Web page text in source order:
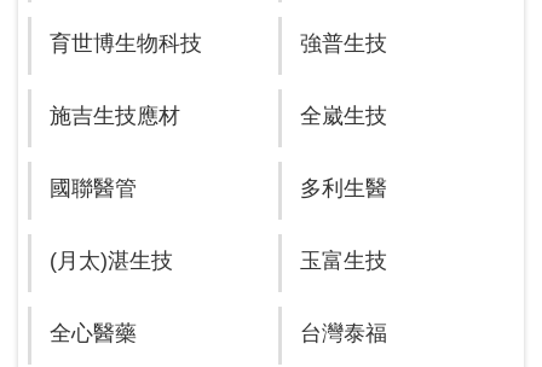
育世博生物科技 強普生技
施吉生技應材 全崴生技
國聯醫管 多利生醫
(月太)湛生技 玉富生技
全心醫藥 台灣泰福